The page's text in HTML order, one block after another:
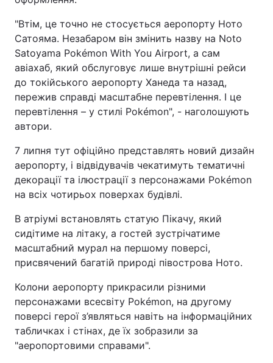
"Втім, це точно не стосується аеропорту Ното
Сатояма. Незабаром він змінить назву на Noto
Satoyama Pokémon With You Airport, а сам
авіахаб, який обслуговує лише внутрішні рейси
до токійського аеропорту Ханеда та назад,
пережив справді масштабне перевтілення. І це
перевтілення – у стилі Pokémon", - наголошують
автори.
7 липня тут офіційно представлять новий дизайн
аеропорту, і відвідувачів чекатимуть тематичні
декорації та ілюстрації з персонажами Pokémon
на всіх чотирьох поверхах будівлі.
В атріумі встановлять статую Пікачу, який
сидітиме на літаку, а гостей зустрічатиме
масштабний мурал на першому поверсі,
присвячений багатій природі півострова Ното.
Колони аеропорту прикрасили різними
персонажами всесвіту Pokémon, на другому
поверсі герої з’являться навіть на інформаційних
табличках і стінах, де їх зобразили за
"аеропортовими справами".